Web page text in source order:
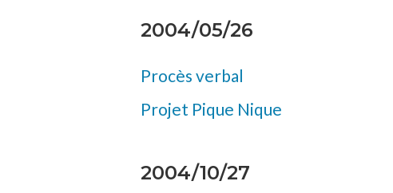
2004/05/26
Procès verbal
Projet Pique Nique
2004/10/27